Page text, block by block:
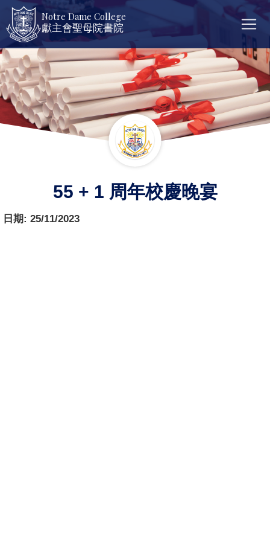
Notre Dame College
獻主會聖母院書院
55 + 1 周年校慶晚宴
日期: 25/11/2023